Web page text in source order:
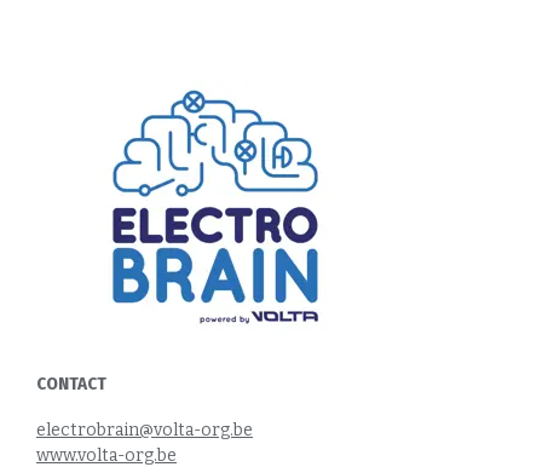
CONTACT
electrobrain@volta-org.be
www.volta-org.be